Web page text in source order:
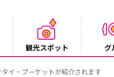
観光スポット グ
ケットが紹介されます